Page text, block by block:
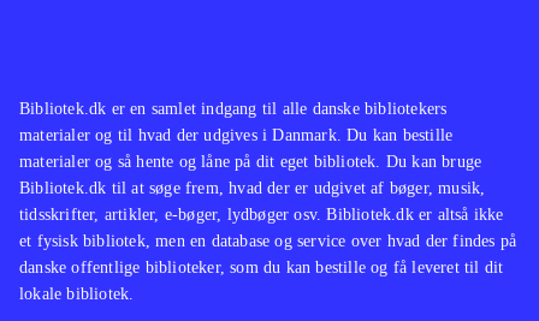
Bibliotek.dk er en samlet indgang til alle danske bibliotekers
materialer og til hvad der udgives i Danmark. Du kan bestille
materialer og så hente og låne på dit eget bibliotek. Du kan bruge
Bibliotek.dk til at søge frem, hvad der er udgivet af bøger, musik,
tidsskrifter, artikler, e-bøger, lydbøger osv. Bibliotek.dk er altså ikke
et fysisk bibliotek, men en database og service over hvad der findes på
danske offentlige biblioteker, som du kan bestille og få leveret til dit
lokale bibliotek.